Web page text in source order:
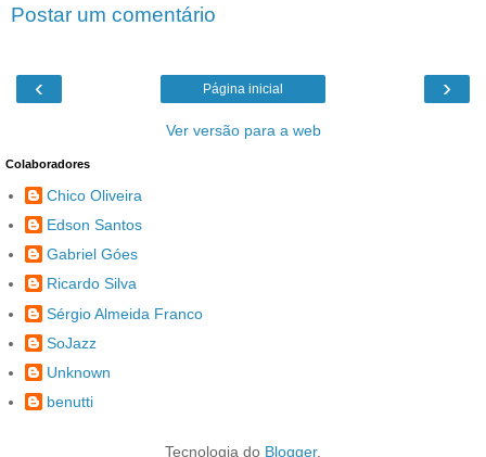
Postar um comentário
‹ ›
Página inicial
Ver versão para a web
Colaboradores
Chico Oliveira
Edson Santos
Gabriel Góes
Ricardo Silva
Sérgio Almeida Franco
SoJazz
Unknown
benutti
Tecnologia do Blogger.